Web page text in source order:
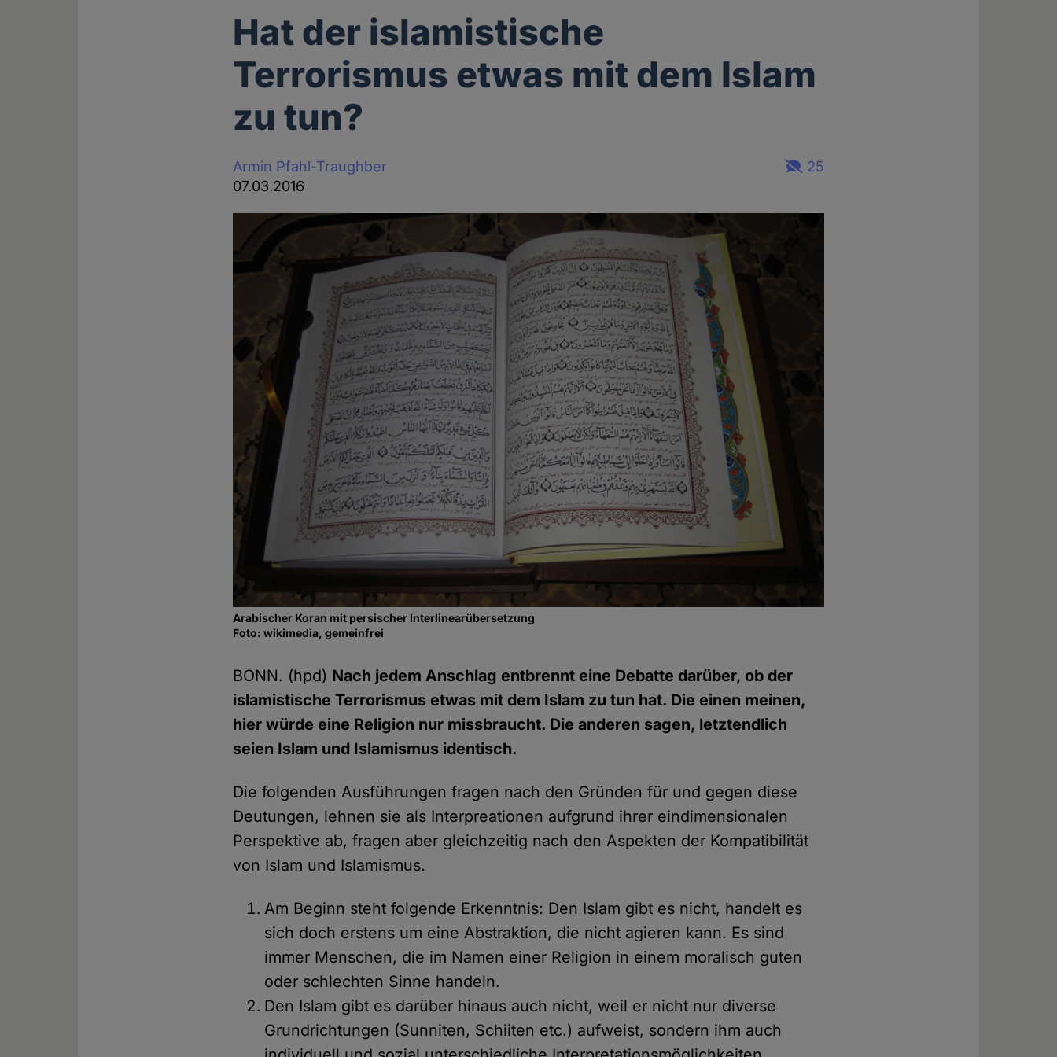
Hat der islamistische
Terrorismus etwas mit dem Islam
zu tun?
Armin Pfahl-Traughber
07.03.2016
25
Arabischer Koran mit persischer Interlinearübersetzung
Foto: wikimedia, gemeinfrei
BONN. (hpd) Nach jedem Anschlag entbrennt eine Debatte darüber, ob der
islamistische Terrorismus etwas mit dem Islam zu tun hat. Die einen meinen,
hier würde eine Religion nur missbraucht. Die anderen sagen, letztendlich
seien Islam und Islamismus identisch.
Die folgenden Ausführungen fragen nach den Gründen für und gegen diese
Deutungen, lehnen sie als Interpreationen aufgrund ihrer eindimensionalen
Perspektive ab, fragen aber gleichzeitig nach den Aspekten der Kompatibilität
von Islam und Islamismus.
Am Beginn steht folgende Erkenntnis: Den Islam gibt es nicht, handelt es
sich doch erstens um eine Abstraktion, die nicht agieren kann. Es sind
immer Menschen, die im Namen einer Religion in einem moralisch guten
oder schlechten Sinne handeln.
Den Islam gibt es darüber hinaus auch nicht, weil er nicht nur diverse
Grundrichtungen (Sunniten, Schiiten etc.) aufweist, sondern ihm auch